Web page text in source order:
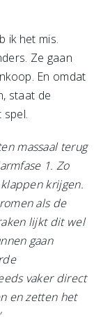
ik het mis.
Ze gaan
En omdat
staat de
massaal terug
1. Zo
krijgen.
als de
lijkt dit wel
gaan
vaker direct
en zetten het